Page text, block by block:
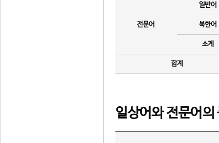
전문어
일반어
북한어
소계
합계
일상어와 전문어의